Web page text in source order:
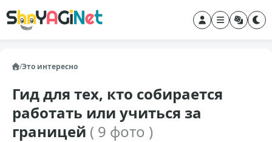
/Это интересно
Гид для тех, кто собирается
работать или учиться за
границей ( 9 фото )